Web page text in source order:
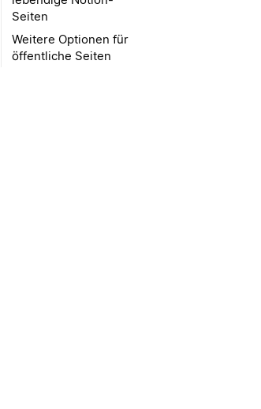
Seiten
Weitere Optionen für
öffentliche Seiten